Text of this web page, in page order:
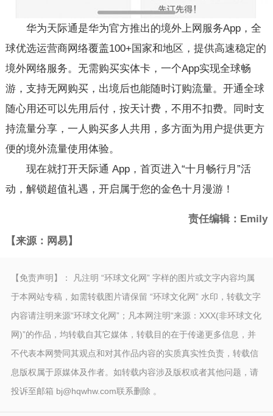
华为天际通是华为官方推出的境外上网服务App，全
球优选运营商网络覆盖100+国家和地区，提供高速稳定的
境外网络服务。无需购买实体卡，一个App实现全球畅
游，支持无网购买，出境后也能随时订购流量。开通全球
随心用还可以先用后付，按天计费，不用不扣费。同时支
持流量分享，一人购买多人共用，多方面为用户提供更方
便的境外流量使用体验。
现在就打开天际通 App，首页进入“十月畅行月”活
动，解锁超值礼遇，开启属于您的金色十月漫游！
责任编辑：Emily
【来源：网易】
【免责声明】： 凡注明 “环球文化网” 字样的图片或文字内容均属
于本网站专稿，如需转载图片请保留 “环球文化网” 水印，转载文字
内容请注明来源“环球文化网”；凡本网注明“来源：XXX(非环球文化
网)”的作品，均转载自其它媒体，转载目的在于传递更多信息，并
不代表本网赞同其观点和对其作品内容的实质真实性负责，转载信
息版权属于原媒体及作者。如转载内容涉及版权或者其他问题，请
投诉至邮箱 bj@hqwhw.com联系删除 。